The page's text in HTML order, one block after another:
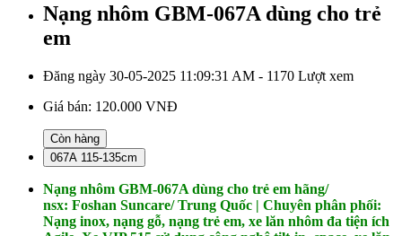
Nạng nhôm GBM-067A dùng cho trẻ
em
Đăng ngày 30-05-2025 11:09:31 AM - 1170 Lượt xem
Giá bán: 120.000 VNĐ
Còn hàng
067A 115-135cm
Nạng nhôm GBM-067A dùng cho trẻ em hãng/
nsx: Foshan Suncare/ Trung Quốc | Chuyên phân phối:
Nạng inox, nạng gỗ, nạng trẻ em, xe lăn nhôm đa tiện ích